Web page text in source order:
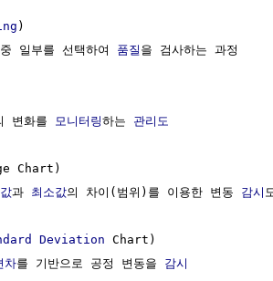
)
일부를 선택하여
품질 을 검사하는 과정
변화를 모니터링하는 관리도
Chart)
과 최소값의 차이(범위)를 이용한 변동 감시
Deviation Chart)
차를 기반으로 공정 변동을 감시